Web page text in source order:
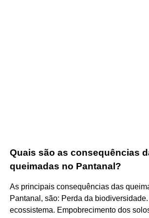
Quais são as consequências
queimadas no Pantanal?
As principais consequências das
Pantanal, são: Perda da
ecossistema. Empobrecimento dos